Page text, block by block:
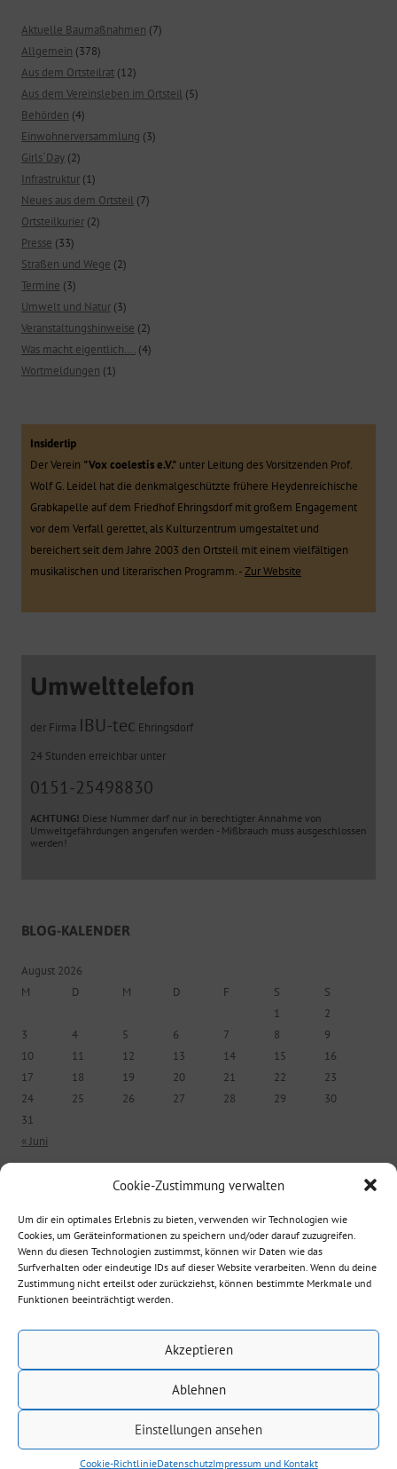
Cookie-Zustimmung verwalten
Um dir ein optimales Erlebnis zu bieten, verwenden wir Technologien wie
Cookies, um Geräteinformationen zu speichern und/oder darauf zuzugreifen.
Wenn du diesen Technologien zustimmst, können wir Daten wie das
Surfverhalten oder eindeutige IDs auf dieser Website verarbeiten. Wenn du deine
Zustimmung nicht erteilst oder zurückziehst, können bestimmte Merkmale und
Funktionen beeinträchtigt werden.
Akzeptieren
Ablehnen
Einstellungen ansehen
Cookie-RichtlinieDatenschutzImpressum und Kontakt
Aktuelle Baumaßnahmen (7)
Allgemein (378)
Aus dem Ortsteilrat (12)
Aus dem Vereinsleben im Ortsteil (5)
Behörden (4)
Einwohnerversammlung (3)
Girls`Day (2)
Infrastruktur (1)
Neues aus dem Ortsteil (7)
Ortsteilkurier (2)
Presse (33)
Straßen und Wege (2)
Termine (3)
Umwelt und Natur (3)
Veranstaltungshinweise (2)
Was macht eigentlich…. (4)
Wortmeldungen (1)
Insidertip
Der Verein "Vox coelestis e.V." unter Leitung des Vorsitzenden Prof.
Wolf G. Leidel hat die denkmalgeschützte frühere Heydenreichische
Grabkapelle auf dem Friedhof Ehringsdorf mit großem Engagement
vor dem Verfall gerettet, als Kulturzentrum umgestaltet und
bereichert seit dem Jahre 2003 den Ortsteil mit einem vielfältigen
musikalischen und literarischen Programm. -Zur Website
Umwelttelefon
der Firma IBU-tec Ehringsdorf
24 Stunden erreichbar unter
0151-25498830
ACHTUNG! Diese Nummer darf nur in berechtigter Annahme von
Umweltgefährdungen angerufen werden - Mißbrauch muss ausgeschlossen
werden!
BLOG-KALENDER
August 2026
M
D M D F S
S
1
2
3
4 5 6 7 8
9
10
11 12 13 14 15
16
17
18 19 20 21 22
23
24
25 26 27 28 29
30
31
« Juni
Ältere Beiträge
Datenschutz Mit Stolz präsentiert von WordPress